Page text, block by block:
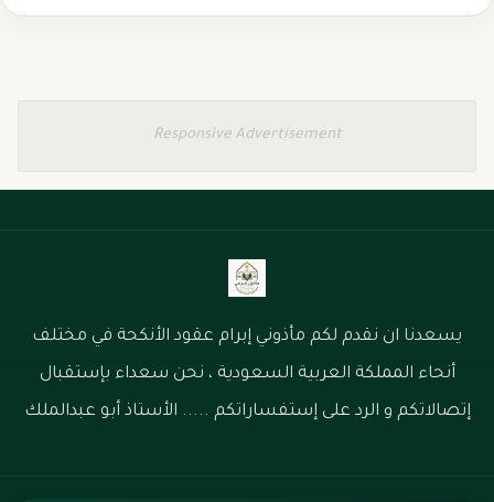
Responsive Advertisement
يسعدنا ان نقدم لكم مأذوني إبرام عقود الأنكحة في مختلف
أنحاء المملكة العربية السعودية ، نحن سعداء بإستقبال
إتصالاتكم و الرد على إستفساراتكم ..... الأستاذ أبو عبدالملك